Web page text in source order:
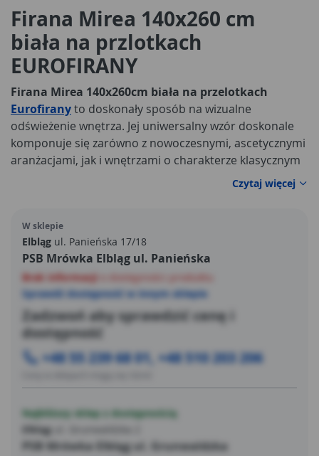
Firana Mirea 140x260 cm
biała na przlotkach
EUROFIRANY
Firana Mirea 140x260cm biała na przelotkach
Eurofiranyto doskonały sposób na wizualne
odświeżenie wnętrza. Jej uniwersalny wzór doskonale
komponuje się zarówno z nowoczesnymi, ascetycznymi
aranżacjami, jak i wnętrzami o charakterze klasycznym
Czytaj więcej
W sklepie
Elbląg ul. Panieńska 17/18
PSB Mrówka Elbląg ul. Panieńska
Brak informacji
Sprawdź dostępność w innym sklepie
Zadzwoń aby sprawdzić cenę i
dostępność
+48 55 239 68 01, +48 510 203 206
Najbliższy sklep z dostępnością
Elbląg
PSB Mrówka Elbląg ul. Grunwaldzka